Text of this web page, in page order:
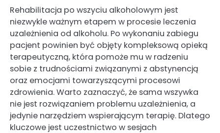
Rehabilitacja po wszyciu alkoholowym jest
niezwykle ważnym etapem w procesie leczenia
uzależnienia od alkoholu. Po wykonaniu zabiegu
pacjent powinien być objęty kompleksową opieką
terapeutyczną, która pomoże mu w radzeniu
sobie z trudnościami związanymi z abstynencją
oraz emocjami towarzyszącymi procesowi
zdrowienia. Warto zaznaczyć, że sama wszywka
nie jest rozwiązaniem problemu uzależnienia, a
jedynie narzędziem wspierającym terapię. Dlatego
kluczowe jest uczestnictwo w sesjach